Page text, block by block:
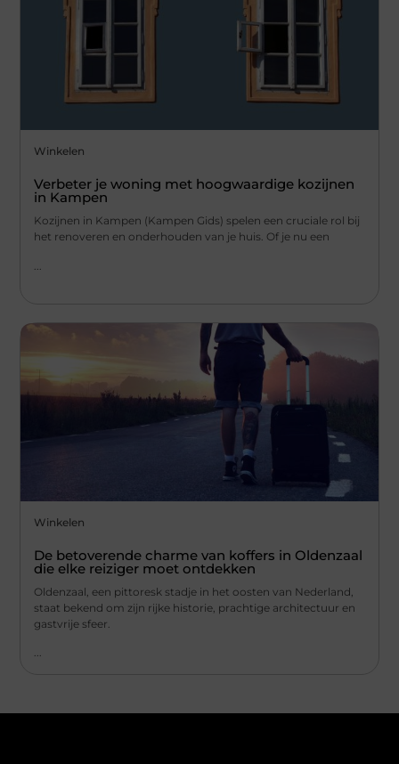
Winkelen
Verbeter je woning met hoogwaardige kozijnen
in Kampen
Kozijnen in Kampen (Kampen Gids) spelen een cruciale rol bij
het renoveren en onderhouden van je huis. Of je nu een
Winkelen
De betoverende charme van koffers in Oldenzaal
die elke reiziger moet ontdekken
Oldenzaal, een pittoresk stadje in het oosten van Nederland,
staat bekend om zijn rijke historie, prachtige architectuur en
gastvrije sfeer.
...